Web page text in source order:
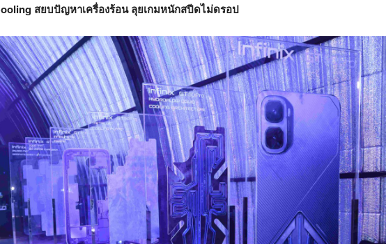
สยบปัญหาเครื่องร้อน ลุยเกมหนักสปีดไม่ดรอป